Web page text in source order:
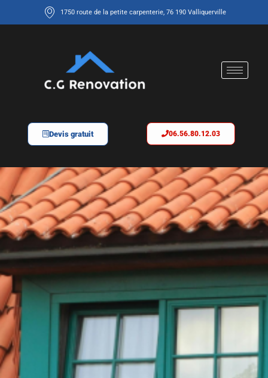
1750 route de la petite carpenterie, 76 190 Valliquerville
Devis gratuit 06.56.80.12.03